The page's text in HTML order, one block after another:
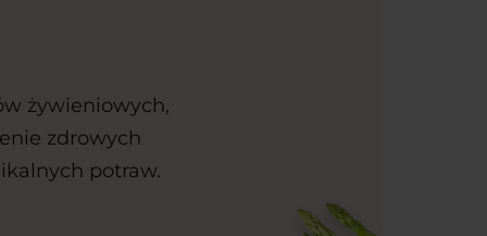
żywieniowych,
zdrowych
potraw.